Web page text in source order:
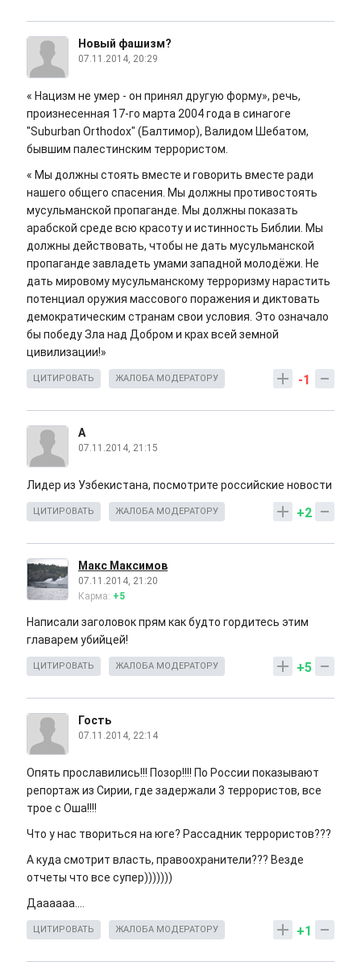
Новый фашизм?
07.11.2014, 20:29
« Нацизм не умер - он принял другую форму», речь,
произнесенная 17-го марта 2004 года в синагоге
"Suburban Orthodox" (Балтимор), Валидом Шебатом,
бывшим палестинским террористом.
« Мы должны стоять вместе и говорить вместе ради
нашего общего спасения. Мы должны противостоять
мусульманской пропаганде. Мы должны показать
арабской среде всю красоту и истинность Библии. Мы
должны действовать, чтобы не дать мусульманской
пропаганде завладеть умами западной молодёжи. Не
дать мировому мусульманскому терроризму нарастить
потенциал оружия массового поражения и диктовать
демократическим странам свои условия. Это означало
бы победу Зла над Добром и крах всей земной
цивилизации!»
-1
ЦИТИРОВАТЬ ЖАЛОБА МОДЕРАТОРУ
A
07.11.2014, 21:15
Лидер из Узбекистана, посмотрите российские новости
+2
ЦИТИРОВАТЬ ЖАЛОБА МОДЕРАТОРУ
Макс Максимов
07.11.2014, 21:20
Карма: +5
Написали заголовок прям как будто гордитесь этим
главарем убийцей!
+5
ЦИТИРОВАТЬ ЖАЛОБА МОДЕРАТОРУ
Гость
07.11.2014, 22:14
Опять прославились!!! Позор!!!! По России показывают
репортаж из Сирии, где задержали 3 террористов, все
трое с Оша!!!!
Что у нас твориться на юге? Рассадник террористов???
А куда смотрит власть, правоохранители??? Везде
отчеты что все супер)))))))
Даааааа....
+1
ЦИТИРОВАТЬ ЖАЛОБА МОДЕРАТОРУ